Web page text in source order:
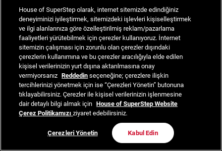
House of SuperStep olarak, internet sitemizde edindiğiniz
deneyiminizi iyileştirmek, sitemizdeki işlevleri kişiselleştirmek
ve ilgi alanlarınıza göre özelleştirilmiş reklam/pazarlama
faaliyetleri yürütebilmek için çerezler kullanıyoruz. İnternet
sitemizin çalışması için zorunlu olan çerezler dışındaki
çerezlerin kullanımına ve bu çerezler aracılığıyla elde edilen
kişisel verilerinizin yurt dışına aktarılmasına onay
vermiyorsanız Reddedin seçeneğine; çerezlere ilişkin
tercihlerinizi yönetmek için ise “Çerezleri Yönetin” butonuna
tıklayabilirsiniz. Çerezler ile kişisel verilerinizin işlenmesine
dair detaylı bilgi almak için House of SuperStep Website
Çerez Politikamızıziyaret edebilirsiniz.
Çerezleri Yönetin Kabul Edin